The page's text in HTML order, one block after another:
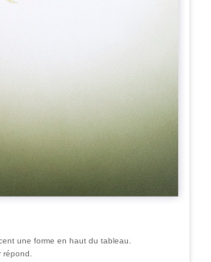
une forme en haut du tableau.